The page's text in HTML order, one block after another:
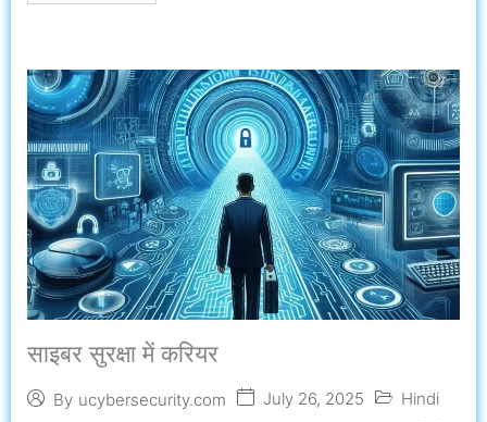
साइबर सुरक्षा में करियर
By ucybersecurity.com July 26, 2025 Hindi